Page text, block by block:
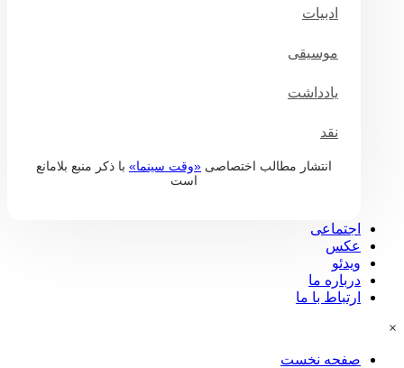
ادبیات
موسیقی
یادداشت
نقد
انتشار مطالب اختصاصی «وقت سینما» با ذکر منبع بلامانع
است
اجتماعی
عکس
ویدئو
درباره ما
ارتباط با ما
×
صفحه نخست